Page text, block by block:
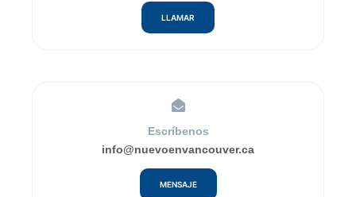
LLAMAR
Escríbenos
info@nuevoenvancouver.ca
MENSAJE